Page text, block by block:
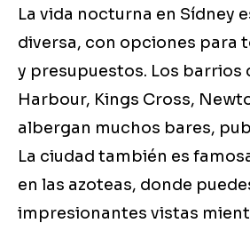
La vida nocturna en Sídney
diversa, con opciones para
y presupuestos. Los barrios
Harbour, Kings Cross,
albergan muchos bares,
La ciudad también es
en las azoteas, donde
impresionantes vistas